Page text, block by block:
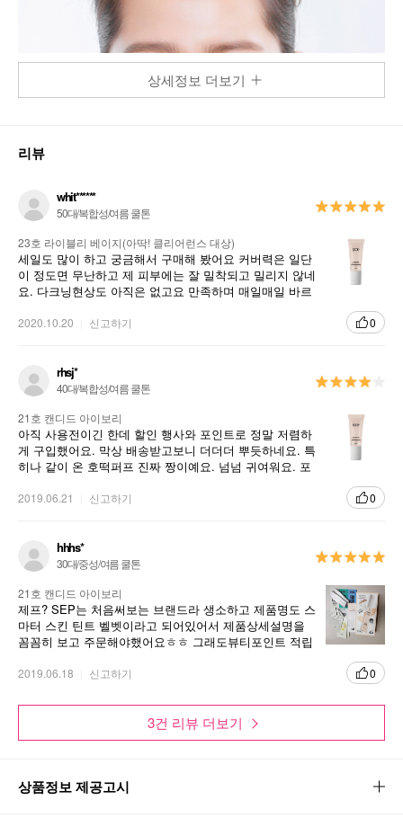
상세정보 더보기
리뷰
whit******
50대/복합성/여름 쿨톤
23호 라이블리 베이지(아딱! 클리어런스 대상)
세일도 많이 하고 궁금해서 구매해 봤어요 커버력은 일단
이 정도면 무난하고 제 피부에는 잘 밀착되고 밀리지 않네
요. 다크닝현상도 아직은 없고요 만족하며 매일매일 바르
2020.10.20 신고하기 0
rhsj*
40대/복합성/여름 쿨톤
21호 캔디드 아이보리
아직 사용전이긴 한데 할인 행사와 포인트로 정말 저렴하
게 구입했어요. 막상 배송받고보니 더더더 뿌듯하네요. 특
히나 같이 온 호떡퍼프 진짜 짱이예요. 넘넘 귀여워요. 포
2019.06.21 신고하기 0
hhhs*
30대/중성/여름 쿨톤
21호 캔디드 아이보리
제프? SEP는 처음써보는 브랜드라 생소하고 제품명도 스
마터 스킨 틴트 벨벳이라고 되어있어서 제품상세설명을
꼼꼼히 보고 주문해야했어요ㅎㅎ 그래도뷰티포인트 적립
해서 45퍼센트가격에 (65퍼센트행사) 굉장히 싸게샀습니
는파데가 많아 개봉전이지만 후기가 좋으니 기대됩니다.
2019.06.18 신고하기 0
3건 리뷰 더보기
상품정보 제공고시